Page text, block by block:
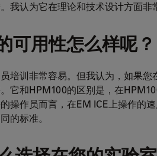
我认为它在理论和技术设计方面
可用性怎么样呢？
培训非常容易。但我认为，如果
它和HPM100的区别是，在
操作员而言，在EM ICE上操作的
的标准。